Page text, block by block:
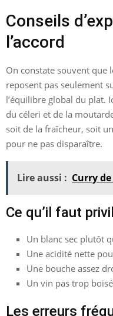
Conseils
l’accord
On constate souvent que
reposent pas seulement
l’équilibre global du plat.
du céleri et de la
soit de la fraîcheur, soit
pour ne pas disparaître.
Lire aussi : Curry
Ce qu’il faut
Un blanc sec plutôt
Une acidité nette
Une bouche assez
Un vin pas trop
Les erreurs